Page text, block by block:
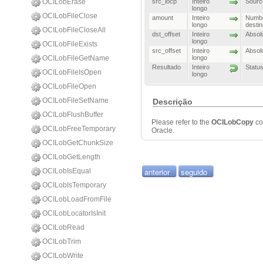
OCILobErase
OCILobFileClose
OCILobFileCloseAll
OCILobFileExists
OCILobFileGetName
OCILobFileIsOpen
OCILobFileOpen
OCILobFileSetName
OCILobFlushBuffer
OCILobFreeTemporary
OCILobGetChunkSize
OCILobGetLength
OCILobIsEqual
OCILobIsTemporary
OCILobLoadFromFile
OCILobLocatorIsInit
OCILobRead
OCILobTrim
OCILobWrite
longo
amount
Inteiro
longo
dst_offset
Inteiro
longo
src_offset
Inteiro
longo
Resultado
Inteiro
longo
Status
Descrição
Please refer to the OCILobCopy
Oracle.
anterior seguido